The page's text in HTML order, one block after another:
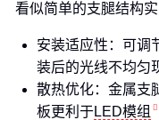
看似简单的支腿结构
安装适应性：可调
装后的光线不均匀
散热优化：金属支
板更利于LED模组